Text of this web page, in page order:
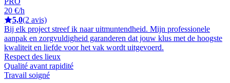
20 €/h
5,0(2 avis)
Bij elk project streef ik naar uitmuntendheid. Mijn professionele
aanpak en zorgvuldigheid garanderen dat jouw klus met de hoogste
kwaliteit en liefde voor het vak wordt uitgevoerd.
Respect des lieux
Qualité avant rapidité
Travail soigné